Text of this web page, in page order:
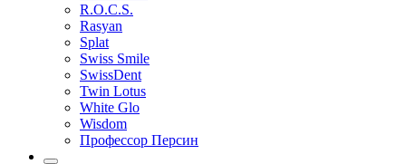
R.O.C.S.
Rasyan
Splat
Swiss Smile
SwissDent
Twin Lotus
White Glo
Wisdom
Профессор Персин